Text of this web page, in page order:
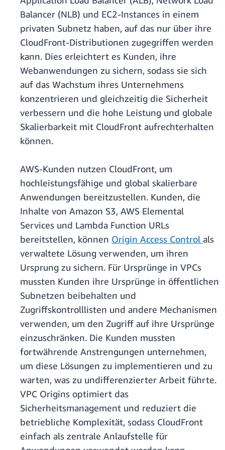
Balancer (NLB) und EC2-Instances in einem
privaten Subnetz haben, auf das nur über ihre
CloudFront-Distributionen zugegriffen werden
kann. Dies erleichtert es Kunden, ihre
Webanwendungen zu sichern, sodass sie sich
auf das Wachstum ihres Unternehmens
konzentrieren und gleichzeitig die Sicherheit
verbessern und die hohe Leistung und globale
Skalierbarkeit mit CloudFront aufrechterhalten
können.
AWS-Kunden nutzen CloudFront, um
hochleistungsfähige und global skalierbare
Anwendungen bereitzustellen. Kunden, die
Inhalte von Amazon S3, AWS Elemental
Services und Lambda Function URLs
bereitstellen, können Origin Access Control als
verwaltete Lösung verwenden, um ihren
Ursprung zu sichern. Für Ursprünge in VPCs
mussten Kunden ihre Ursprünge in öffentlichen
Subnetzen beibehalten und
Zugriffskontrolllisten und andere Mechanismen
verwenden, um den Zugriff auf ihre Ursprünge
einzuschränken. Die Kunden mussten
fortwährende Anstrengungen unternehmen,
um diese Lösungen zu implementieren und zu
warten, was zu undifferenzierter Arbeit führte.
VPC Origins optimiert das
Sicherheitsmanagement und reduziert die
betriebliche Komplexität, sodass CloudFront
einfach als zentrale Anlaufstelle für